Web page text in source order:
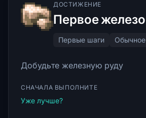
ДОСТИЖЕНИЕ
Первое железо
Первые шаги Обычное
Добудьте железную руду
СНАЧАЛА ВЫПОЛНИТЕ
Уже лучше?